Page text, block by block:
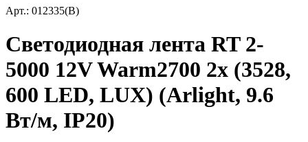
Арт.: 012335(B)
Светодиодная лента RT 2-
5000 12V Warm2700 2x (3528,
600 LED, LUX) (Arlight, 9.6
Вт/м, IP20)